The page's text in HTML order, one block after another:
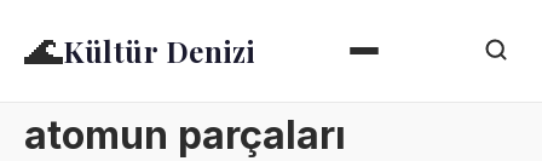
🌊Kültür Denizi
atomun parçaları